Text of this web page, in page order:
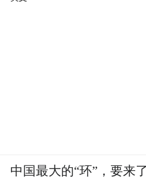
中国最大的“环”，要来了